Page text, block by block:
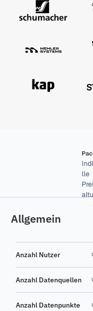
lle
Allgemein
Anzahl Nutzer
Anzahl Datenquellen
Anzahl Datenpunkte